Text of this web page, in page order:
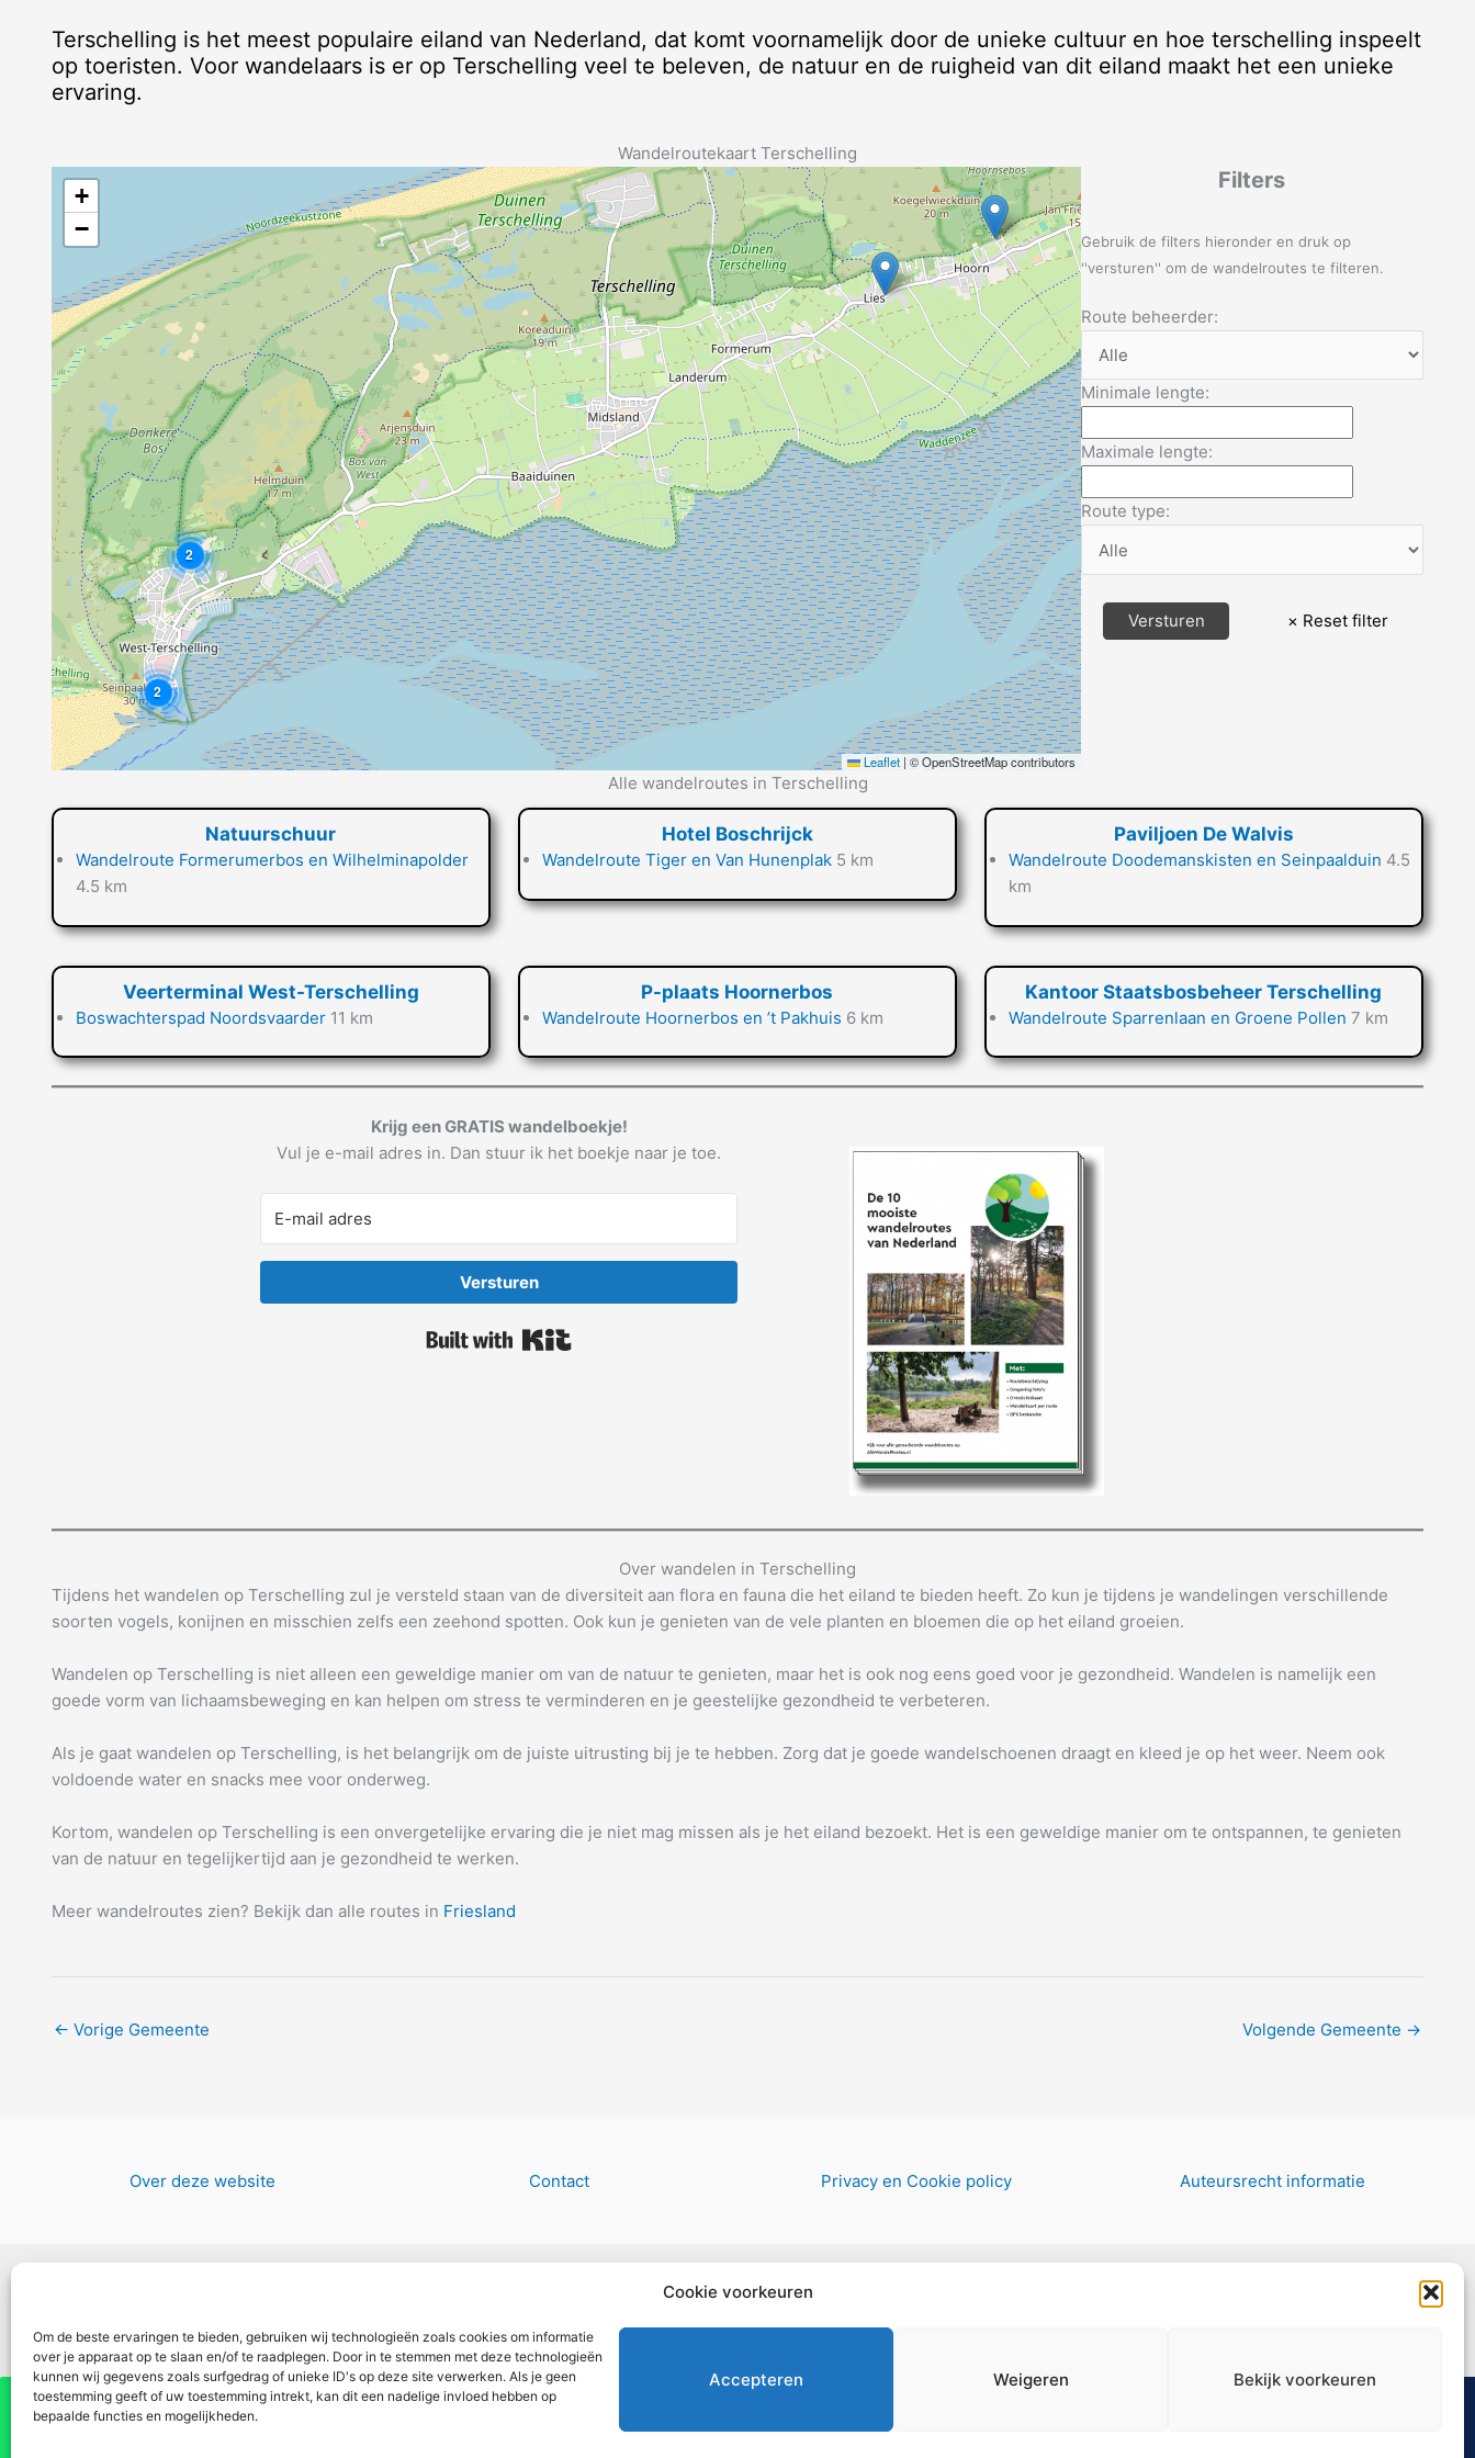
Cookie voorkeuren
Om de beste ervaringen te bieden, gebruiken wij technologieën zoals cookies om informatie
over je apparaat op te slaan en/of te raadplegen. Door in te stemmen met deze technologieën
kunnen wij gegevens zoals surfgedrag of unieke ID's op deze site verwerken. Als je geen
toestemming geeft of uw toestemming intrekt, kan dit een nadelige invloed hebben op
bepaalde functies en mogelijkheden.
Accepteren Weigeren Bekijk voorkeuren
Terschelling is het meest populaire eiland van Nederland, dat komt voornamelijk door de unieke cultuur en hoe terschelling inspeelt
op toeristen. Voor wandelaars is er op Terschelling veel te beleven, de natuur en de ruigheid van dit eiland maakt het een unieke
ervaring.
Wandelroutekaart Terschelling
2
2
+
−
Leaflet | © OpenStreetMap contributors
Filters
Gebruik de filters hieronder en druk op
''versturen'' om de wandelroutes te filteren.
Route beheerder:
Minimale lengte:
Maximale lengte:
Route type:
Alle wandelroutes in Terschelling
Natuurschuur
Wandelroute Formerumerbos en Wilhelminapolder
4.5 km
Hotel Boschrijck
Wandelroute Tiger en Van Hunenplak5 km
Paviljoen De Walvis
Wandelroute Doodemanskisten en Seinpaalduin 4.5
km
Veerterminal West-Terschelling
Boswachterspad Noordsvaarder 11 km
P-plaats Hoornerbos
Wandelroute Hoornerbos en ’t Pakhuis 6 km
Kantoor Staatsbosbeheer Terschelling
Wandelroute Sparrenlaan en Groene Pollen 7 km
Krijg een GRATIS wandelboekje!
Vul je e-mail adres in. Dan stuur ik het boekje naar je toe.
Versturen
Over wandelen in Terschelling
Tijdens het wandelen op Terschelling zul je versteld staan van de diversiteit aan flora en fauna die het eiland te bieden heeft. Zo kun je tijdens je wandelingen verschillende
soorten vogels, konijnen en misschien zelfs een zeehond spotten. Ook kun je genieten van de vele planten en bloemen die op het eiland groeien.
Wandelen op Terschelling is niet alleen een geweldige manier om van de natuur te genieten, maar het is ook nog eens goed voor je gezondheid. Wandelen is namelijk een
goede vorm van lichaamsbeweging en kan helpen om stress te verminderen en je geestelijke gezondheid te verbeteren.
Als je gaat wandelen op Terschelling, is het belangrijk om de juiste uitrusting bij je te hebben. Zorg dat je goede wandelschoenen draagt en kleed je op het weer. Neem ook
voldoende water en snacks mee voor onderweg.
Kortom, wandelen op Terschelling is een onvergetelijke ervaring die je niet mag missen als je het eiland bezoekt. Het is een geweldige manier om te ontspannen, te genieten
van de natuur en tegelijkertijd aan je gezondheid te werken.
Meer wandelroutes zien? Bekijk dan alle routes in Friesland
← Vorige Gemeente Volgende Gemeente →
Over deze website Contact Privacy en Cookie policy Auteursrecht informatie
Copyright © 2026 AlleWandelRoutes.nl
Vul hier je e-mail adres in om het GRATIS wandelboekje te